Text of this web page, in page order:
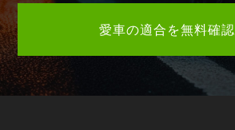
愛車の適合を無料確認